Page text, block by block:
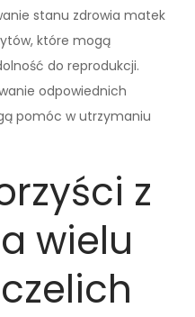
stanu zdrowia matek
które mogą
do reprodukcji.
odpowiednich
pomóc w utrzymaniu
z
wielu